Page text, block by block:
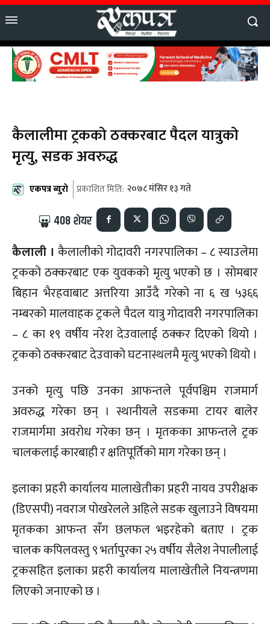
कैलालीमा ट्रकको ठक्करबाट पैदल यात्रुको
मृत्यु, सडक अवरुद्ध
एकपत्र ब्युरो प्रकाशित मिति: २०७८ मंसिर १३ गते
408शेयर
कैलाली । कैलालीको गोदावरी नगरपालिका – ८ स्याउलेमा
ट्रकको ठक्करबाट एक युवकको मृत्यु भएको छ । सोमबार
बिहान भैरहवाबाट अत्तरिया आउँदै गरेको ना ६ ख ५३६६
नम्बरको मालवाहक ट्रकले पैदल यात्रु गोदावरी नगरपालिका
– ८ का १९ वर्षीय नरेश देउवालाई ठक्कर दिएको थियो ।
ट्रकको ठक्करबाट देउवाको घटनास्थलमै मृत्यु भएको थियो ।
उनको मृत्यु पछि उनका आफन्तले पूर्वपश्चिम राजमार्ग
अवरुद्ध गरेका छन् । स्थानीयले सडकमा टायर बालेर
राजमार्गमा अवरोध गरेका छन् । मृतकका आफन्तले ट्रक
चालकलाई कारबाही र क्षतिपूर्तिको माग गरेका छन् ।
इलाका प्रहरी कार्यालय मालाखेतीका प्रहरी नायव उपरीक्षक
(डिएसपी) नवराज पोखरेलले अहिले सडक खुलाउने विषयमा
मृतकका आफन्त सँग छलफल भइरहेको बताए । ट्रक
चालक कपिलवस्तु ९ भर्तापुरका २५ वर्षीय सैलेश नेपालीलाई
ट्रकसहित इलाका प्रहरी कार्यालय मालाखेतीले नियन्त्रणमा
लिएको जनाएको छ ।